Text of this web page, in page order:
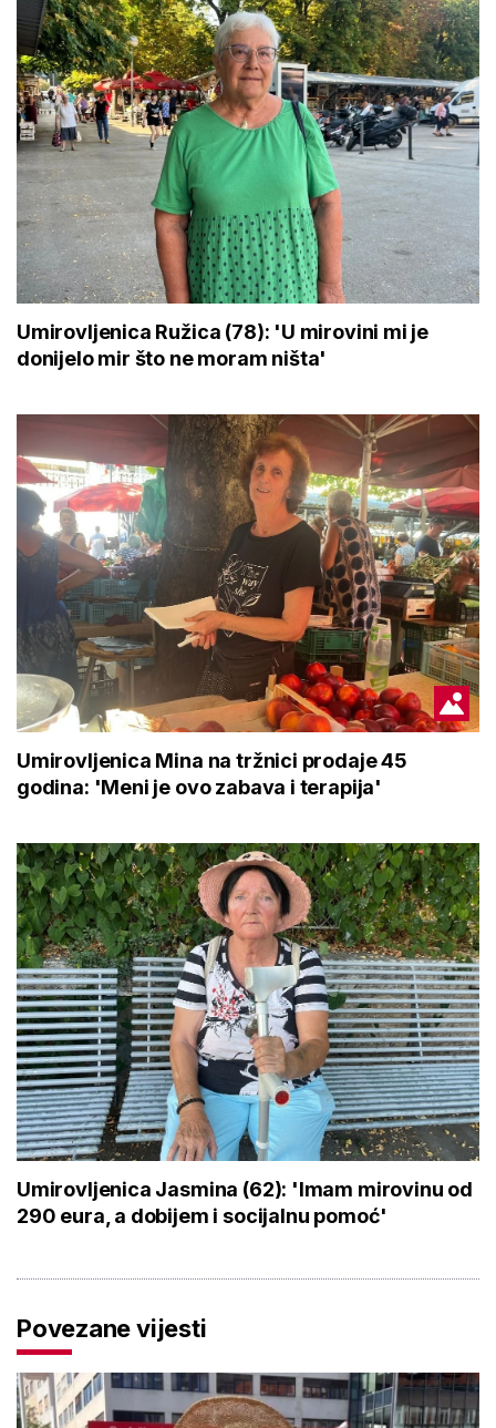
Umirovljenica Ružica (78): 'U mirovini mi je
donijelo mir što ne moram ništa'
Umirovljenica Mina na tržnici prodaje 45
godina: 'Meni je ovo zabava i terapija'
Umirovljenica Jasmina (62): 'Imam mirovinu od
290 eura, a dobijem i socijalnu pomoć'
Povezane vijesti